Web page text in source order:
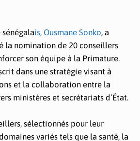
is, Ousmane Sonko, a
la nomination de 20 conseillers
son équipe à la Primature.
dans une stratégie visant à
et la collaboration entre la
ministères et secrétariats d’État.
sélectionnés pour leur
variés tels que la santé, la